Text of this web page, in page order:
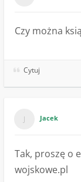
Czy można
Cytuj
Jacek
Tak, proszę o
wojskowe.pl